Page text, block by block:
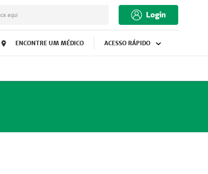
aqui Login
ENCONTRE UM MÉDICO ACESSO RÁPIDO